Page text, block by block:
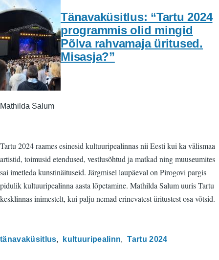
Tänavaküsitlus: “Tartu 2024
programmis olid mingid
Põlva rahvamaja üritused.
Misasja?”
Mathilda Salum
Tartu 2024 raames esinesid kultuuripealinnas nii Eesti kui ka välismaa
artistid, toimusid etendused, vestlusõhtud ja matkad ning muuseumites
sai imetleda kunstinäituseid. Järgmisel laupäeval on Pirogovi pargis
pidulik kultuuripealinna aasta lõpetamine. Mathilda Salum uuris Tartu
kesklinnas inimestelt, kui palju nemad erinevatest üritustest osa võtsid.
tänavaküsitlus kultuuripealinn Tartu 2024